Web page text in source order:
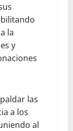
la
y
las
a los
al